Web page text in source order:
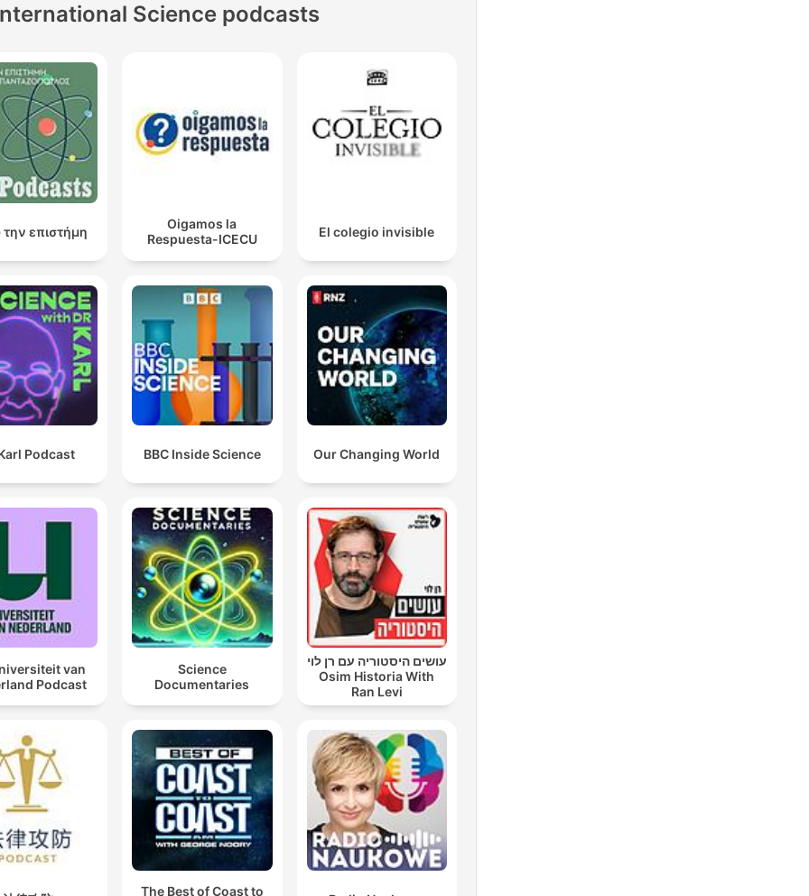
Science podcasts
επιστήμη
Oigamos la
Respuesta-ICECU
El colegio invisible
Podcast BBC Inside Science Our Changing World
van
Podcast
Science
Documentaries
עושים היסטוריה עם רן לוי
Osim Historia With
Ran Levi
The Best of Coast to